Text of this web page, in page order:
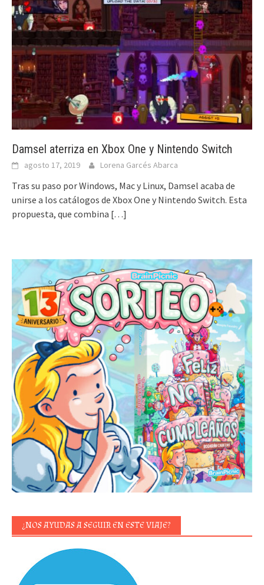
Damsel aterriza en Xbox One y Nintendo Switch
agosto 17, 2019 Lorena Garcés Abarca
Tras su paso por Windows, Mac y Linux, Damsel acaba de
unirse a los catálogos de Xbox One y Nintendo Switch. Esta
propuesta, que combina […]
¿NOS AYUDAS A SEGUIR EN ESTE VIAJE?